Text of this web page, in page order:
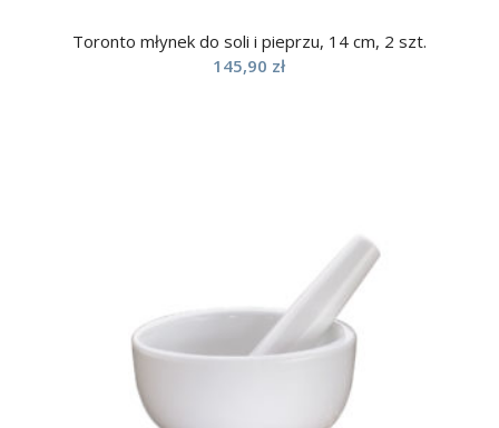
Toronto młynek do soli i pieprzu, 14 cm, 2 szt.
145,90 zł